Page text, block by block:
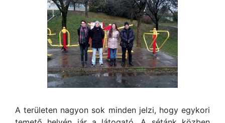
A területen nagyon sok minden jelzi, hogy egykori